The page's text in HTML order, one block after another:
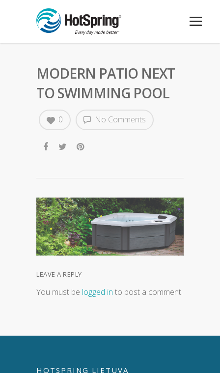
MODERN PATIO NEXT
TO SWIMMING POOL
No Comments
0
LEAVE A REPLY
You must be logged in to post a comment.
HOTSPRING LIETUVA